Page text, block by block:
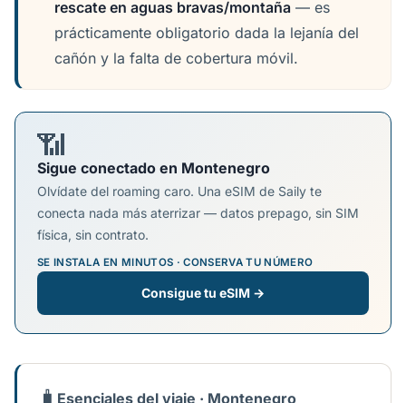
rescate en aguas bravas/montaña — es
prácticamente obligatorio dada la lejanía del
cañón y la falta de cobertura móvil.
📶
Sigue conectado en Montenegro
Olvídate del roaming caro. Una eSIM de Saily te
conecta nada más aterrizar — datos prepago, sin SIM
física, sin contrato.
SE INSTALA EN MINUTOS · CONSERVA TU NÚMERO
Consigue tu eSIM →
🧳 Esenciales del viaje · Montenegro